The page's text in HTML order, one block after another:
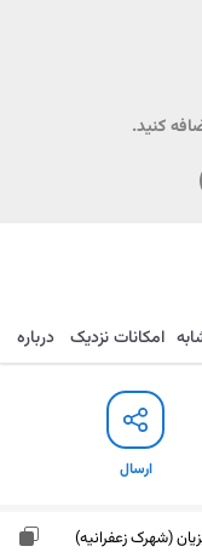
کنید.
امکانات نزدیک درباره
ارسال
(شهرک زعفرانیه)